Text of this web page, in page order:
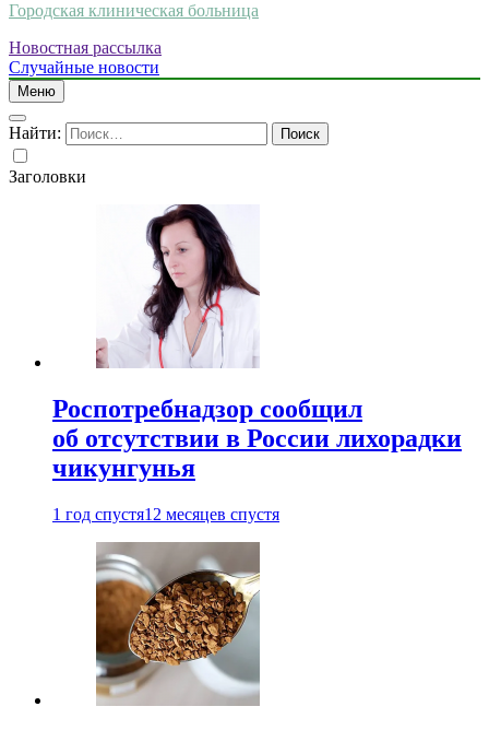
Городская клиническая больница
Новостная рассылка
Случайные новости
Меню
Найти:
Заголовки
Роспотребнадзор сообщил
об отсутствии в России лихорадки
чикунгунья
1 год спустя12 месяцев спустя